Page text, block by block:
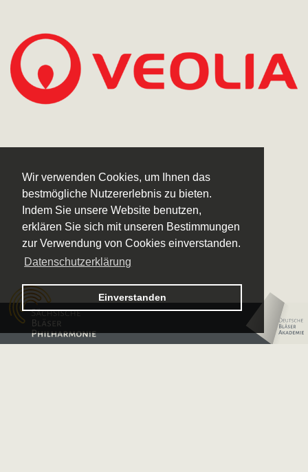
Wir verwenden Cookies, um Ihnen das
bestmögliche Nutzererlebnis zu bieten.
Indem Sie unsere Website benutzen,
erklären Sie sich mit unseren Bestimmungen
zur Verwendung von Cookies einverstanden.
Datenschutzerklärung
Einverstanden
Logo – Sächsische Bläserphilharmonie
Logo – Deutsche